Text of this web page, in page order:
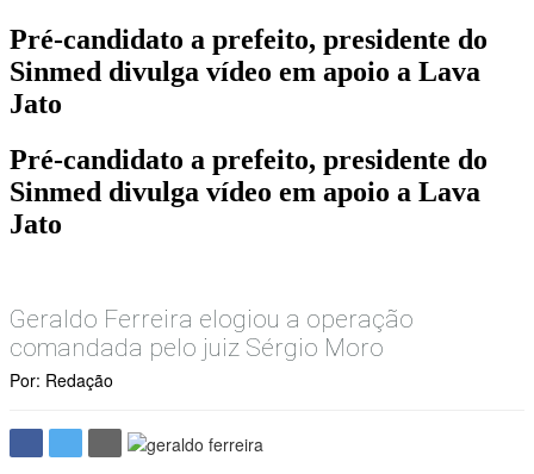
Pré-candidato a prefeito, presidente do
Sinmed divulga vídeo em apoio a Lava
Jato
Pré-candidato a prefeito, presidente do
Sinmed divulga vídeo em apoio a Lava
Jato
Geraldo Ferreira elogiou a operação
comandada pelo juiz Sérgio Moro
Por: Redação